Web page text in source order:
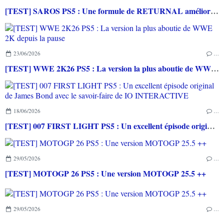
[TEST] SAROS PS5 : Une formule de RETURNAL améliorée et interessante
23/06/2026
[TEST] WWE 2K26 PS5 : La version la plus aboutie de WWE 2K depuis la pause
18/06/2026
[TEST] 007 FIRST LIGHT PS5 : Un excellent épisode original de James Bond avec le savoir-faire de IO INTERACTIVE
29/05/2026
[TEST] MOTOGP 26 PS5 : Une version MOTOGP 25.5 ++
29/05/2026